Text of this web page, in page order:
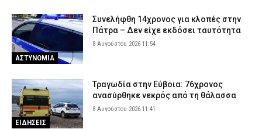
ΑΣΤΥΝΟΜΙΑ
Συνελήφθη 14χρονος για κλοπές στην
Πάτρα – Δεν είχε εκδόσει ταυτότητα
8 Αυγούστου 2026 11:54
ΕΙΔΗΣΕΙΣ
Τραγωδία στην Εύβοια: 76χρονος
ανασύρθηκε νεκρός από τη θάλασσα
8 Αυγούστου 2026 11:41